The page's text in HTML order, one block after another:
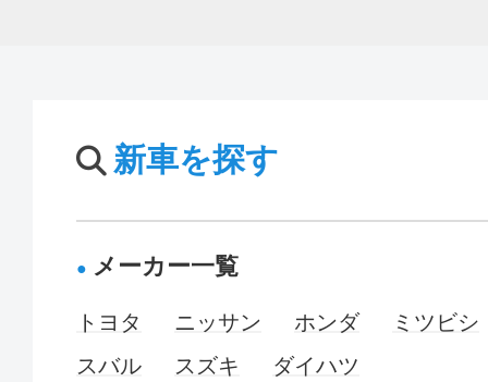
新車を探す
メーカー一覧
トヨタ ニッサン ホンダ
ミツビシ
スバル
スズキ ダイハツ